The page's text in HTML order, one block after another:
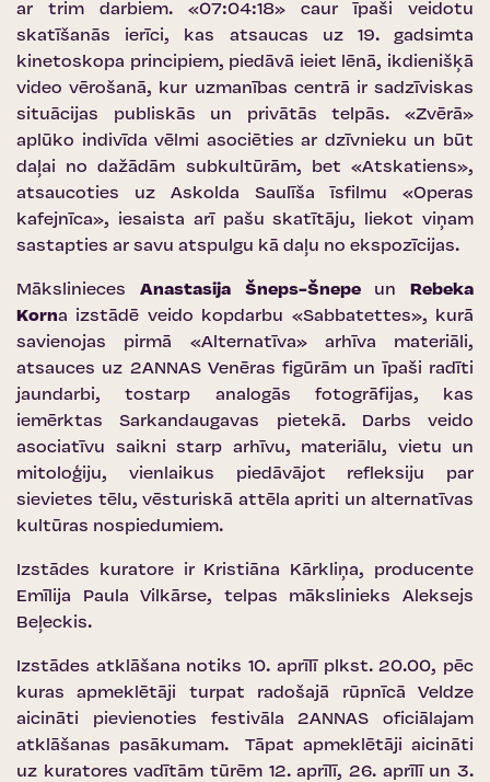
ar trim darbiem. «07:04:18» caur īpaši veidotu
skatīšanās ierīci, kas atsaucas uz 19. gadsimta
kinetoskopa principiem, piedāvā ieiet lēnā, ikdienišķā
video vērošanā, kur uzmanības centrā ir sadzīviskas
situācijas publiskās un privātās telpās. «Zvērā»
aplūko indivīda vēlmi asociēties ar dzīvnieku un būt
daļai no dažādām subkultūrām, bet «Atskatiens»,
atsaucoties uz Askolda Saulīša īsfilmu «Operas
kafejnīca», iesaista arī pašu skatītāju, liekot viņam
sastapties ar savu atspulgu kā daļu no ekspozīcijas.
Mākslinieces Anastasija Šneps-Šnepeun
Rebeka
Korna izstādē veido kopdarbu «Sabbatettes», kurā
savienojas pirmā «Alternatīva» arhīva materiāli,
atsauces uz 2ANNAS Venēras figūrām un īpaši radīti
jaundarbi, tostarp analogās fotogrāfijas, kas
iemērktas Sarkandaugavas pietekā. Darbs veido
asociatīvu saikni starp arhīvu, materiālu, vietu un
mitoloģiju, vienlaikus piedāvājot refleksiju par
sievietes tēlu, vēsturiskā attēla apriti un alternatīvas
kultūras nospiedumiem.
Izstādes kuratore ir Kristiāna Kārkliņa, producente
Emīlija Paula Vilkārse, telpas mākslinieks Aleksejs
Beļeckis.
Izstādes atklāšana notiks 10. aprīlī plkst. 20.00, pēc
kuras apmeklētāji turpat radošajā rūpnīcā Veldze
aicināti pievienoties festivāla 2ANNAS oficiālajam
atklāšanas pasākumam. Tāpat apmeklētāji aicināti
uz kuratores vadītām tūrēm 12. aprīlī, 26. aprīlī un 3.